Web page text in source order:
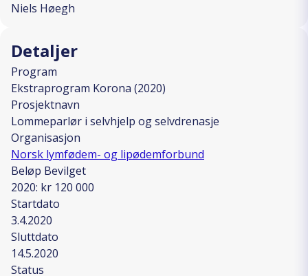
Niels Høegh
Detaljer
Program
Ekstraprogram Korona (2020)
Prosjektnavn
Lommeparlør i selvhjelp og selvdrenasje
Organisasjon
Norsk lymfødem- og lipødemforbund
Beløp Bevilget
2020: kr 120 000
Startdato
3.4.2020
Sluttdato
14.5.2020
Status